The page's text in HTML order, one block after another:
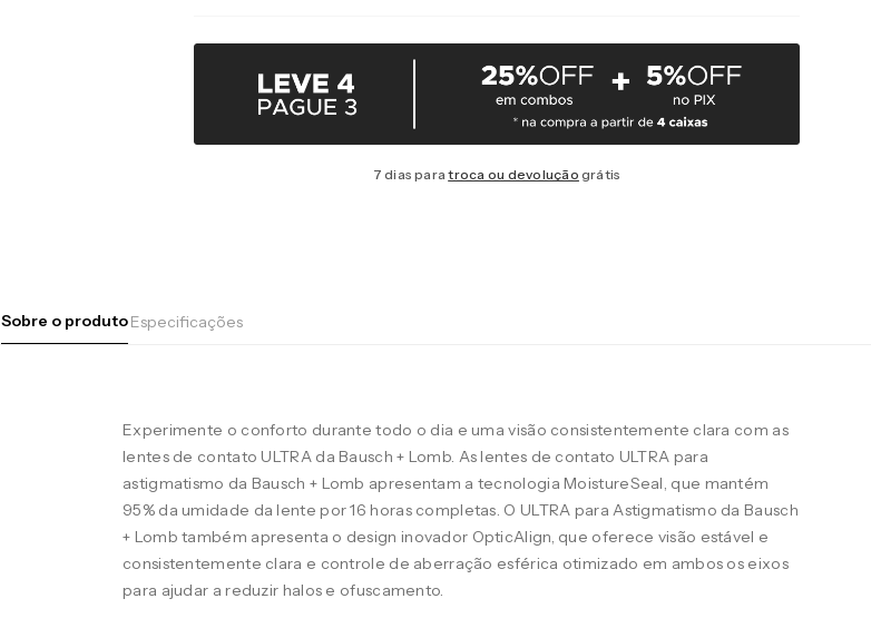
7 dias paratroca ou devolução grátis
Sobre o produtoEspecificações
Experimente o conforto durante todo o dia e uma visão consistentemente clara com as
lentes de contato ULTRA da Bausch + Lomb. As lentes de contato ULTRA para
astigmatismo da Bausch + Lomb apresentam a tecnologia MoistureSeal, que mantém
95% da umidade da lente por 16 horas completas. O ULTRA para Astigmatismo da Bausch
+ Lomb também apresenta o design inovador OpticAlign, que oferece visão estável e
consistentemente clara e controle de aberração esférica otimizado em ambos os eixos
para ajudar a reduzir halos e ofuscamento.